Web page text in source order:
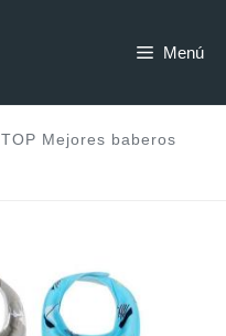
Menú
TOP Mejores baberos